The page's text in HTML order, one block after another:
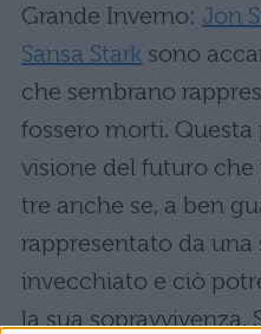
Grande Inverno: Jon
Sansa Stark sono
che sembrano
fossero morti.
visione del futuro
tre anche se, a ben
rappresentato da una
invecchiato e ciò
la sua sopravvivenza.